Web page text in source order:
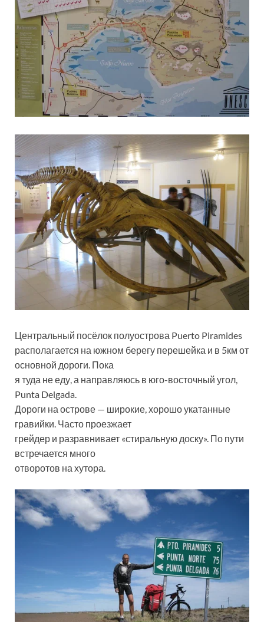
Центральный посёлок полуострова Puerto Piramides
располагается на южном берегу перешейка и в 5км от
основной дороги. Пока
я туда не еду, а направляюсь в юго-восточный угол,
Punta Delgada.
Дороги на острове — широкие, хорошо укатанные
гравийки. Часто проезжает
грейдер и разравнивает «стиральную доску». По пути
встречается много
отворотов на хутора.